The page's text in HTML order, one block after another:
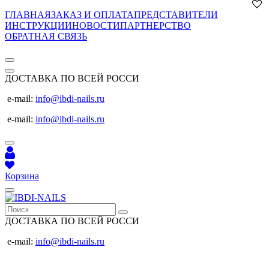
ГЛАВНАЯЗАКАЗ И ОПЛАТАПРЕДСТАВИТЕЛИ
ИНСТРУКЦИИНОВОСТИПАРТНЕРСТВО
ОБРАТНАЯ СВЯЗЬ
ДОСТАВКА ПО ВСЕЙ РОССИ
e-mail: info@ibdi-nails.ru
e-mail: info@ibdi-nails.ru
Корзина
ДОСТАВКА ПО ВСЕЙ РОССИ
e-mail: info@ibdi-nails.ru